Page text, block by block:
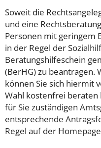
Soweit die
und eine
Personen mit geringem
in der Regel der
Beratungshilfeschein
(BerHG) zu beantragen.
können Sie sich hiermit
Wahl kostenfrei beraten
für Sie zuständigen
entsprechende
Regel auf der